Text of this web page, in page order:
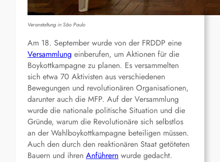
Veranstaltung in São Paulo
Am 18. September wurde von der FRDDP eine
Versammlung einberufen, um Aktionen für die
Boykottkampagne zu planen. Es versammelten
sich etwa 70 Aktivisten aus verschiedenen
Bewegungen und revolutionären Organisationen,
darunter auch die MFP. Auf der Versammlung
wurde die nationale politische Situation und die
Gründe, warum die Revolutionäre sich selbstlos
an der Wahlboykottkampagne beteiligen müssen.
Auch den durch den reaktionären Staat getöteten
Bauern und ihren Anführern wurde gedacht.